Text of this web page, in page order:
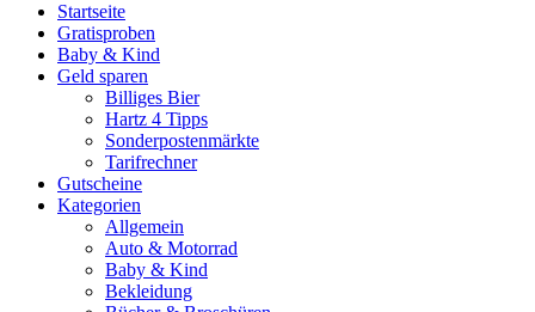
Startseite
Gratisproben
Baby & Kind
Geld sparen
Billiges Bier
Hartz 4 Tipps
Sonderpostenmärkte
Tarifrechner
Gutscheine
Kategorien
Allgemein
Auto & Motorrad
Baby & Kind
Bekleidung